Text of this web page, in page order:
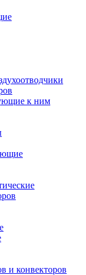
к ним
и конвекторов